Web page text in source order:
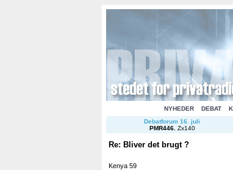
NYHEDER DEBAT
Debatforum 16. juli
PMR446. Zx140
Re: Bliver det brugt ?
Kenya 59